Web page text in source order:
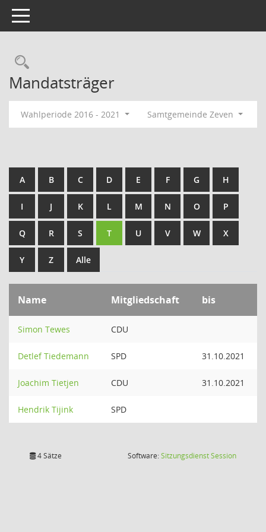
Toggle navigation
Rechercheauswahl
Mandatsträger
Wahlperiode 2016 - 2021 Samtgemeinde Zeven
A B C D E F G H
I J K L M N O P
Q R S T U V W X
Y Z Alle
Name Mitgliedschaft bis
Simon Tewes CDU
Detlef Tiedemann SPD 31.10.2021
Joachim Tietjen CDU 31.10.2021
Hendrik Tijink SPD
4 Sätze Software:SitzungsdienstSession(Wird in